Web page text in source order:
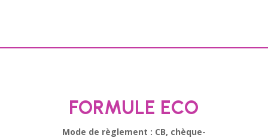
FORMULE ECO
Mode de règlement : CB, chèque-